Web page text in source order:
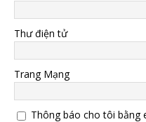
Thư điện tử
Trang Mạng
Thông báo cho tôi bằng